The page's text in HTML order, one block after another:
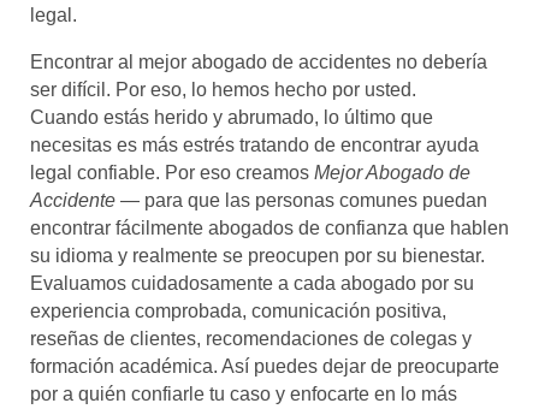
legal.
Encontrar al mejor abogado de accidentes no debería
ser difícil. Por eso, lo hemos hecho por usted.
Cuando estás herido y abrumado, lo último que
necesitas es más estrés tratando de encontrar ayuda
legal confiable. Por eso creamos Mejor Abogado de
Accidente — para que las personas comunes puedan
encontrar fácilmente abogados de confianza que hablen
su idioma y realmente se preocupen por su bienestar.
Evaluamos cuidadosamente a cada abogado por su
experiencia comprobada, comunicación positiva,
reseñas de clientes, recomendaciones de colegas y
formación académica. Así puedes dejar de preocuparte
por a quién confiarle tu caso y enfocarte en lo más